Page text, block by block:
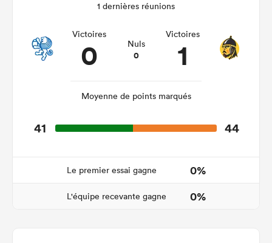
1 dernières réunions
Victoires
0 Nuls
0
Victoires
1
Moyenne de points marqués
41 44
Le premier essai gagne 0%
L'équipe recevante gagne 0%